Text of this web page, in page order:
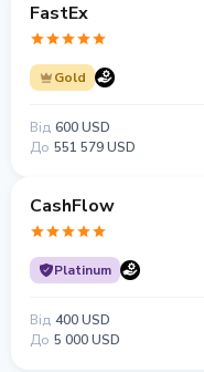
FastEx
Gold
Від 600 USD
До 551 579 USD
CashFlow
Platinum
Від 400 USD
До 5 000 USD